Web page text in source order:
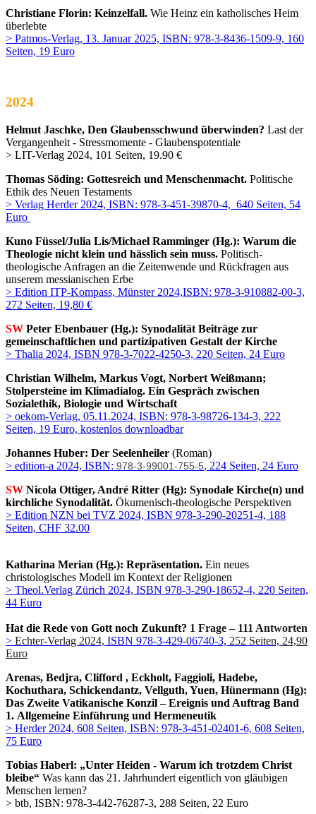
Christiane Florin: Keinzelfall. Wie Heinz ein katholisches Heim
überlebte
> Patmos-Verlag, 13. Januar 2025, ISBN: 978-3-8436-1509-9, 160
Seiten, 19 Euro
2024
Helmut Jaschke, Den Glaubensschwund überwinden? Last der
Vergangenheit - Stressmomente - Glaubenspotentiale
> LIT-Verlag 2024, 101 Seiten, 19.90 €
Thomas Söding: Gottesreich und Menschenmacht. Politische
Ethik des Neuen Testaments
> Verlag Herder 2024, ISBN: 978-3-451-39870-4, 640 Seiten, 54
Euro
Kuno Füssel/Julia Lis/Michael Ramminger (Hg.): Warum die
Theologie nicht klein und hässlich sein muss. Politisch-
theologische Anfragen an die Zeitenwende und Rückfragen aus
unserem messianischen Erbe
> Edition ITP-Kompass, Münster 2024,ISBN: 978-3-910882-00-3,
272 Seiten, 19,80 €
SW Peter Ebenbauer (Hg.): Synodalität Beiträge zur
gemeinschaftlichen und partizipativen Gestalt der Kirche
> Thalia 2024, ISBN 978-3-7022-4250-3, 220 Seiten, 24 Euro
Christian Wilhelm, Markus Vogt, Norbert Weißmann;
Stolpersteine im Klimadialog. Ein Gespräch zwischen
Sozialethik, Biologie und Wirtschaft
> oekom-Verlag, 05.11.2024, ISBN: 978-3-98726-134-3, 222
Seiten, 19 Euro, kostenlos downloadbar
Johannes Huber: Der Seelenheiler (Roman)
> edition-a 2024, ISBN: 978-3-99001-755-5, 224 Seiten, 24 Euro
SW Nicola Ottiger, André Ritter (Hg): Synodale Kirche(n) und
kirchliche Synodalität. Ökumenisch-theologische Perspektiven
> Edition NZN bei TVZ 2024, ISBN 978-3-290-20251-4, 188
Seiten, CHF 32.00
Katharina Merian (Hg.): Repräsentation. Ein neues
christologisches Modell im Kontext der Religionen
> Theol.Verlag Zürich 2024, ISBN 978-3-290-18652-4, 220 Seiten,
44 Euro
Hat die Rede von Gott noch Zukunft? 1 Frage – 111 Antworten
> Echter-Verlag 2024, ISBN 978-3-429-06740-3, 252 Seiten, 24,90
Euro
Arenas, Bedjra, Clifford , Eckholt, Faggioli, Hadebe,
Kochuthara, Schickendantz, Vellguth, Yuen, Hünermann (Hg):
Das Zweite Vatikanische Konzil – Ereignis und Auftrag Band
1. Allgemeine Einführung und Hermeneutik
> Herder 2024, 608 Seiten, ISBN: 978-3-451-02401-6, 608 Seiten,
75 Euro
Tobias Haberl: „Unter Heiden - Warum ich trotzdem Christ
bleibe“ Was kann das 21. Jahrhundert eigentlich von gläubigen
Menschen lernen?
> btb, ISBN: 978-3-442-76287-3, 288 Seiten, 22 Euro